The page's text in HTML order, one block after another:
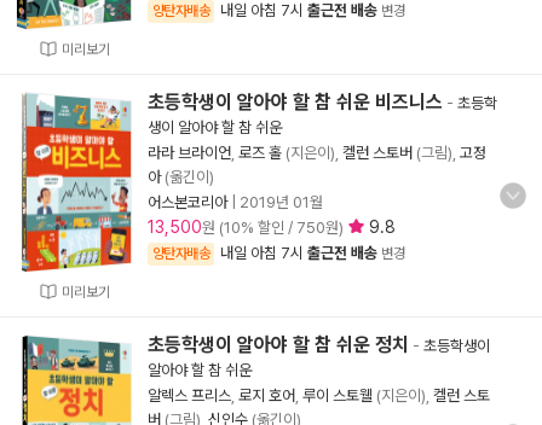
미리보기
양탄자배송 내일 아침 7시 출근전 배송 변경
미리보기
초등학생이 알아야 할 참 쉬운 비즈니스 - 초등학
생이 알아야 할 참 쉬운
라라 브라이언 로즈 홀 (지은이), 켈런 스토버 (그림), 고정
아(옮긴이)
어스본코리아| 2019년 01월
13,500원 (10% 할인 / 750원) 9.8
양탄자배송 내일 아침 7시 출근전 배송 변경
초등학생이 알아야 할 참 쉬운 정치 - 초등학생이
알아야 할 참 쉬운
알렉스 프리스 로지 호어 루이 스토웰 (지은이), 켈런 스토
버 (그림), 신인수 (옮긴이)